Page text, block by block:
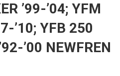
’99-’04; YFM
’10; YFB 250
’00 NEWFREN